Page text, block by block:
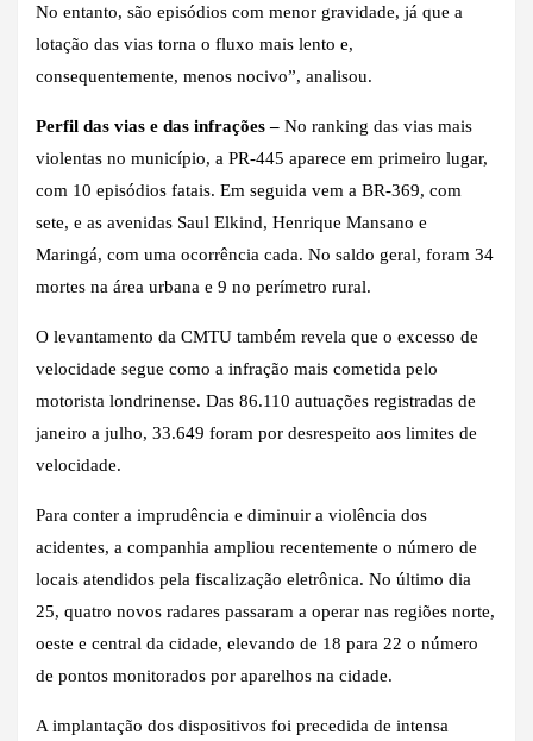
No entanto, são episódios com menor gravidade, já que a
lotação das vias torna o fluxo mais lento e,
consequentemente, menos nocivo”, analisou.
Perfil das vias e das infrações – No ranking das vias mais
violentas no município, a PR-445 aparece em primeiro lugar,
com 10 episódios fatais. Em seguida vem a BR-369, com
sete, e as avenidas Saul Elkind, Henrique Mansano e
Maringá, com uma ocorrência cada. No saldo geral, foram 34
mortes na área urbana e 9 no perímetro rural.
O levantamento da CMTU também revela que o excesso de
velocidade segue como a infração mais cometida pelo
motorista londrinense. Das 86.110 autuações registradas de
janeiro a julho, 33.649 foram por desrespeito aos limites de
velocidade.
Para conter a imprudência e diminuir a violência dos
acidentes, a companhia ampliou recentemente o número de
locais atendidos pela fiscalização eletrônica. No último dia
25, quatro novos radares passaram a operar nas regiões norte,
oeste e central da cidade, elevando de 18 para 22 o número
de pontos monitorados por aparelhos na cidade.
A implantação dos dispositivos foi precedida de intensa